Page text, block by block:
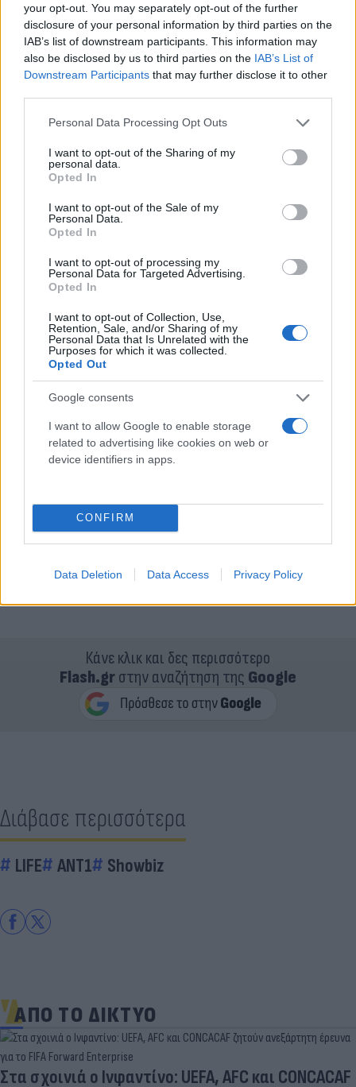
your opt-out. You may separately opt-out of the further
disclosure of your personal information by third parties on the
IAB’s list of downstream participants. This information may
also be disclosed by us to third parties on the IAB’s List of
Downstream Participants that may further disclose it to other
Please note that this website/app uses one or more Google
not limited to your visit or usage behaviour. You may click to
grant or deny consent to Google and its third-party tags to
use your data for below specified purposes in below Google
consent section.
Personal Data Processing Opt Outs
I want to opt-out of the Sharing of my
personal data.
Opted In
I want to opt-out of the Sale of my
Personal Data.
Opted In
I want to opt-out of processing my
Personal Data for Targeted Advertising.
Opted In
I want to opt-out of Collection, Use,
Retention, Sale, and/or Sharing of my
Personal Data that Is Unrelated with the
Purposes for which it was collected.
Opted Out
Google consents
I want to allow Google to enable storage
related to advertising like cookies on web or
device identifiers in apps.
CONFIRM
Data Deletion Data Access Privacy Policy
Όπως ανέφερεο κύριος Ποφάντης, οι λεπτομέρειες
για τον τίτλο και τους συντελεστές της εκπομπής
της Μπέττυς Μαγγίρα αναμένονται μέχρι το τέλος
του μήνα.
Κάνε κλικ και δες περισσότερο
Flash.grστην αναζήτηση της Google
Διάβασε περισσότερα
LIFE ΑΝΤ1 Showbiz
ΑΠΟ ΤΟ ΔΙΚΤΥΟ
Στα σχοινιά ο Ινφαντίνο: UEFA, AFC και CONCACAF